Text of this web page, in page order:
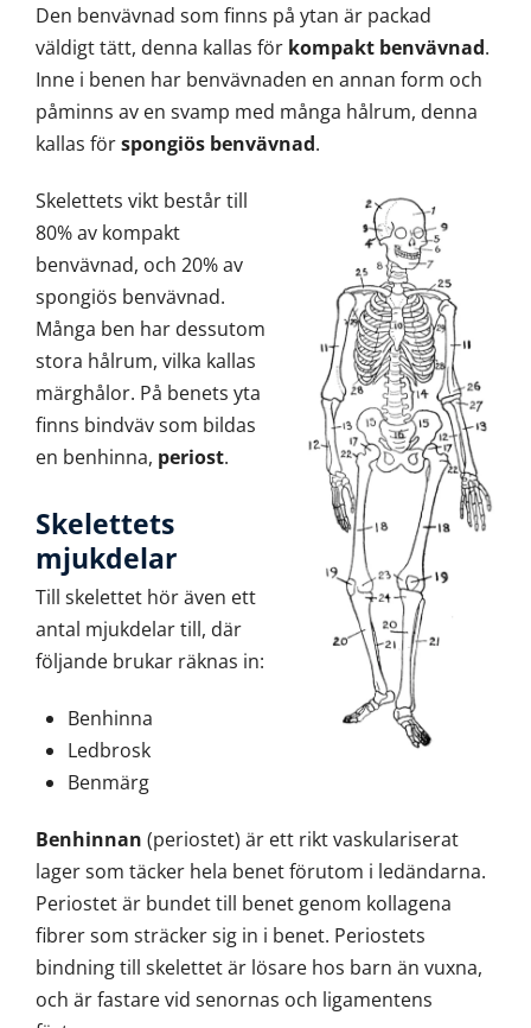
Den benvävnad som finns på ytan är packad
väldigt tätt, denna kallas för kompakt benvävnad.
Inne i benen har benvävnaden en annan form och
påminns av en svamp med många hålrum, denna
kallas förspongiös benvävnad.
Skelettets vikt består till
80% av kompakt
benvävnad, och 20% av
spongiös benvävnad.
Många ben har dessutom
stora hålrum, vilka kallas
märghålor. På benets yta
finns bindväv som bildas
en benhinna, periost.
Skelettets
mjukdelar
Till skelettet hör även ett
antal mjukdelar till, där
följande brukar räknas in:
Benhinna
Ledbrosk
Benmärg
Benhinnan (periostet) är ett rikt vaskulariserat
lager som täcker hela benet förutom i ledändarna.
Periostet är bundet till benet genom kollagena
fibrer som sträcker sig in i benet. Periostets
bindning till skelettet är lösare hos barn än vuxna,
och är fastare vid senornas och ligamentens